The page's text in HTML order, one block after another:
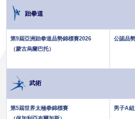
跆拳道
第9屆亞洲跆拳道品勢錦標賽2026
（蒙古烏蘭巴托）
公認品
武術
第5屆世界太極拳錦標賽
男子A組